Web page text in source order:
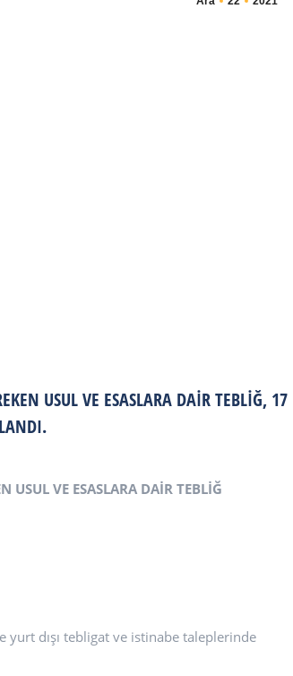
USUL VE ESASLARA DAIR TEBLIĞ, 17
USUL VE ESASLARA DAİR TEBLİĞ
yurt dışı tebligat ve istinabe taleplerinde